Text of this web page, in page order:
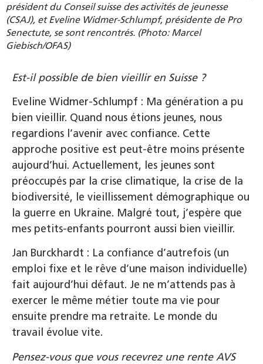
président du Conseil suisse des activités de jeunesse
(CSAJ), et Eveline Widmer-Schlumpf, présidente de Pro
Senectute, se sont rencontrés. (Photo: Marcel
Giebisch/OFAS)
Est-il possible de bien vieillir en Suisse ?
Eveline Widmer-Schlumpf : Ma génération a pu
bien vieillir. Quand nous étions jeunes, nous
regardions l’avenir avec confiance. Cette
approche positive est peut-être moins présente
aujourd’hui. Actuellement, les jeunes sont
préoccupés par la crise climatique, la crise de la
biodiversité, le vieillissement démographique ou
la guerre en Ukraine. Malgré tout, j’espère que
mes petits-enfants pourront aussi bien vieillir.
Jan Burckhardt : La confiance d’autrefois (un
emploi fixe et le rêve d’une maison individuelle)
fait aujourd’hui défaut. Je ne m’attends pas à
exercer le même métier toute ma vie pour
ensuite prendre ma retraite. Le monde du
travail évolue vite.
Pensez-vous que vous recevrez une rente AVS